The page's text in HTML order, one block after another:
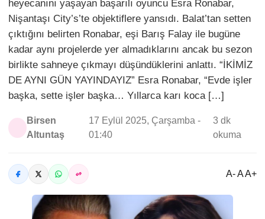
heyecanını yaşayan başarılı oyuncu Esra Ronabar,
Nişantaşı City’s’te objektiflere yansıdı. Balat’tan setten
çıktığını belirten Ronabar, eşi Barış Falay ile bugüne
kadar aynı projelerde yer almadıklarını ancak bu sezon
birlikte sahneye çıkmayı düşündüklerini anlattı. “İKİMİZ
DE AYNI GÜN YAYINDAYIZ” Esra Ronabar, “Evde işler
başka, sette işler başka… Yıllarca karı koca […]
Birsen
Altuntaş
17 Eylül 2025, Çarşamba -
01:40
3 dk
okuma
A- A A+